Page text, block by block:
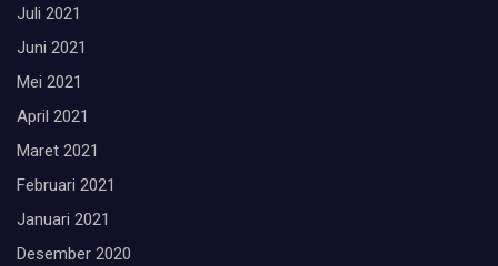
Juli 2021
Juni 2021
Mei 2021
April 2021
Maret 2021
Februari 2021
Januari 2021
Desember 2020